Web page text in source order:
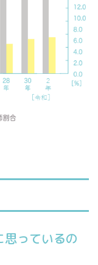
思っているの